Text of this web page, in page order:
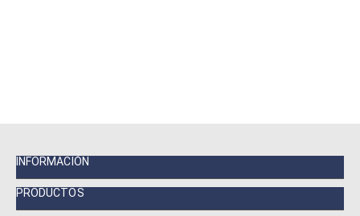
INFORMACIÓN
PRODUCTOS